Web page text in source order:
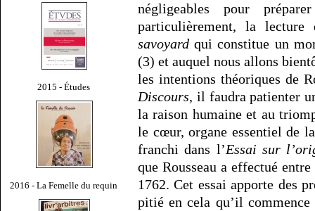
2015 - Études
2016 - La Femelle du requin
négligeables pour
particulièrement, la
savoyard qui constitue un
(3) et auquel nous allons
les intentions théoriques de
Discours, il faudra patienter
la raison humaine et au
le cœur, organe essentiel de
franchi dans l’Essai sur
que Rousseau a effectué
1762. Cet essai apporte des
pitié en cela qu’il